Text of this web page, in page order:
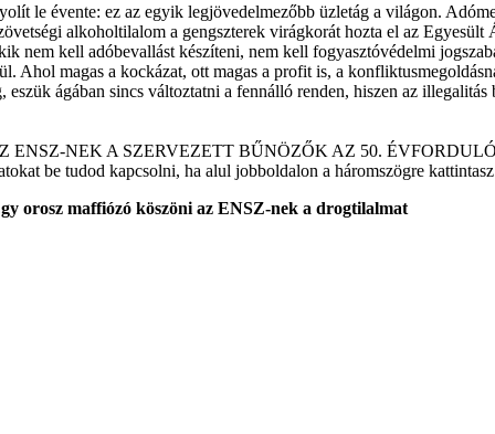
le évente: ez az egyik legjövedelmezőbb üzletág a világon.
alkoholtilalom a gengszterek virágkorát hozta el az
nem kell adóbevallást készíteni, nem kell fogyasztóvédelmi
Ahol magas a kockázat, ott magas a profit is, a
ágában sincs változtatni a fennálló renden, hiszen az illegalitás
ENSZ-NEK A SZERVEZETT BŰNÖZŐK AZ 50.
be tudod kapcsolni, ha alul jobboldalon a háromszögre
orosz maffiózó köszöni az ENSZ-nek a drogtilalmat